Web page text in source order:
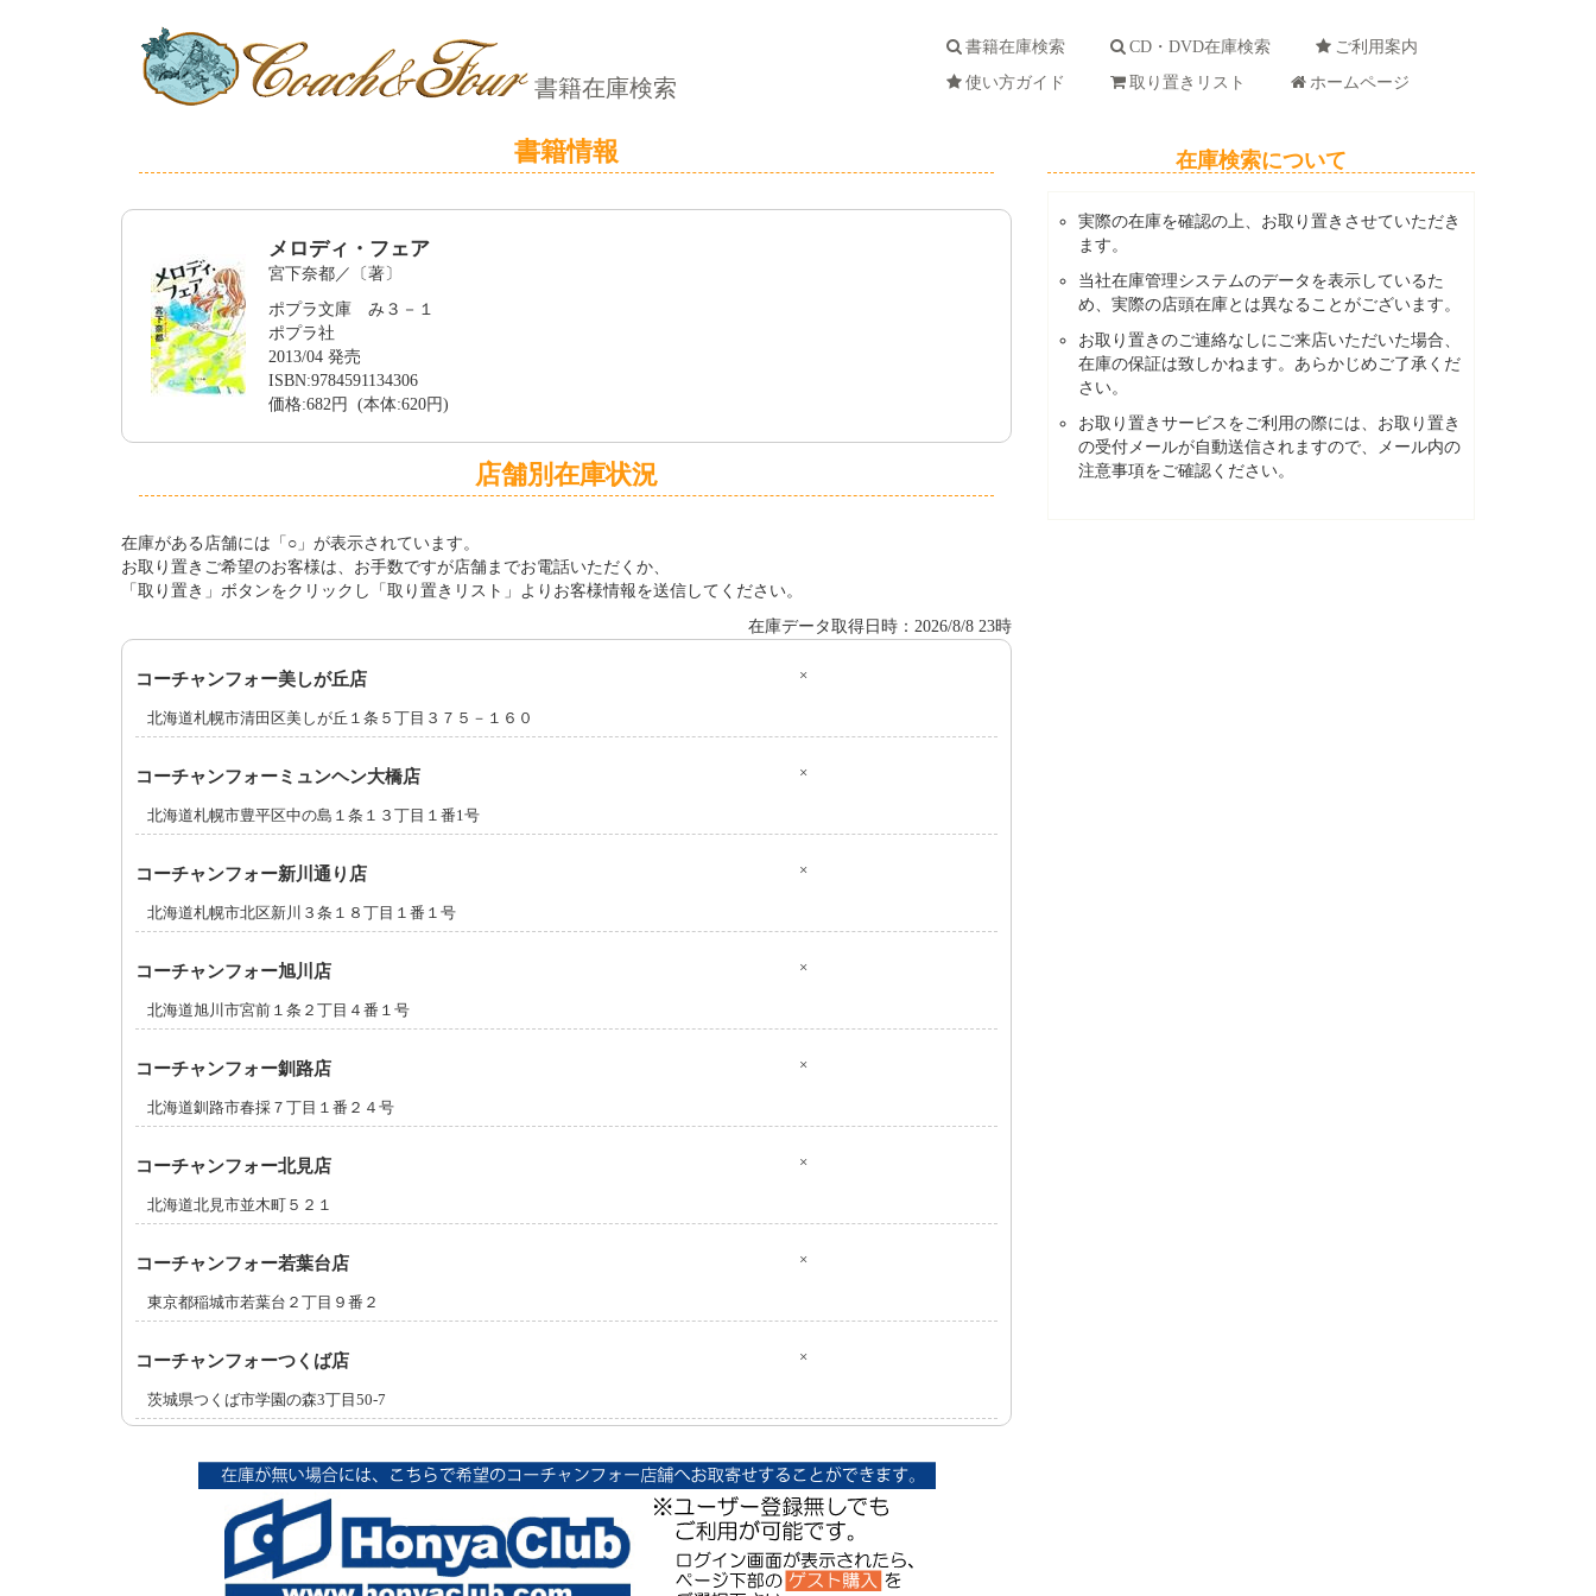
書籍在庫検索
書籍在庫検索 CD・DVD在庫検索
ご利用案内
使い方ガイド
取り置きリスト ホームページ
書籍情報
メロディ・フェア
宮下奈都／〔著〕
ポプラ文庫 み３－１
ポプラ社
2013/04 発売
ISBN:9784591134306
価格:682円 (本体:620円)
店舗別在庫状況
在庫がある店舗には「○」が表示されています。
お取り置きご希望のお客様は、お手数ですが店舗までお電話いただくか、
「取り置き」ボタンをクリックし「取り置きリスト」よりお客様情報を送信してください。
在庫データ取得日時：2026/8/8 23時
コーチャンフォー美しが丘店 ×
北海道札幌市清田区美しが丘１条５丁目３７５－１６０
コーチャンフォーミュンヘン大橋店 ×
北海道札幌市豊平区中の島１条１３丁目１番1号
コーチャンフォー新川通り店 ×
北海道札幌市北区新川３条１８丁目１番１号
コーチャンフォー旭川店 ×
北海道旭川市宮前１条２丁目４番１号
コーチャンフォー釧路店 ×
北海道釧路市春採７丁目１番２４号
コーチャンフォー北見店 ×
北海道北見市並木町５２１
コーチャンフォー若葉台店 ×
東京都稲城市若葉台２丁目９番２
コーチャンフォーつくば店 ×
茨城県つくば市学園の森3丁目50-7
在庫検索について
実際の在庫を確認の上、お取り置きさせていただき
ます。
当社在庫管理システムのデータを表示しているた
め、実際の店頭在庫とは異なることがございます。
お取り置きのご連絡なしにご来店いただいた場合、
在庫の保証は致しかねます。あらかじめご了承くだ
さい。
お取り置きサービスをご利用の際には、お取り置き
の受付メールが自動送信されますので、メール内の
注意事項をご確認ください。